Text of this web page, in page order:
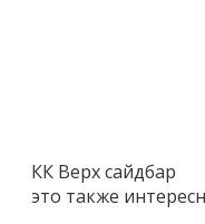
КК Верх сайдбар
это также